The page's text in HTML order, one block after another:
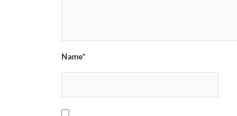
Name*